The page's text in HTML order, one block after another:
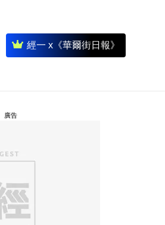
經一 x《華爾街日報》
廣告